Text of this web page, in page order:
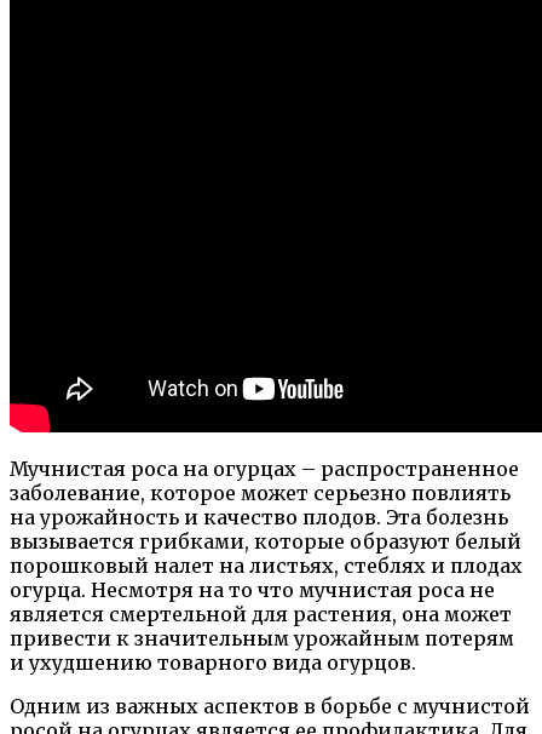
Мучнистая роса на огурцах – распространенное
заболевание, которое может серьезно повлиять
на урожайность и качество плодов. Эта болезнь
вызывается грибками, которые образуют белый
порошковый налет на листьях, стеблях и плодах
огурца. Несмотря на то что мучнистая роса не
является смертельной для растения, она может
привести к значительным урожайным потерям
и ухудшению товарного вида огурцов.
Одним из важных аспектов в борьбе с мучнистой